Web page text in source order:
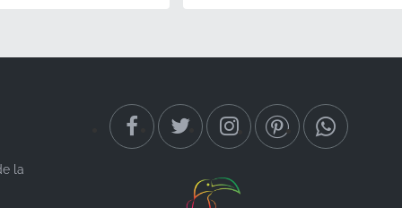
des autres. Cet
que l'identité visuelle
la